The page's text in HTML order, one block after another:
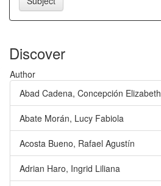
Discover
Author
Abad Cadena, Concepción Elizabeth
Abate Morán, Lucy Fabiola
Acosta Bueno, Rafael Agustín
Adrian Haro, Ingrid Liliana